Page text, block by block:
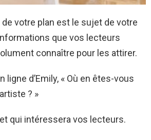
de votre plan est le sujet de votre
que vos lecteurs
connaître pour les attirer.
ligne d’Emily, « Où en êtes-vous
? »
qui intéressera vos lecteurs.